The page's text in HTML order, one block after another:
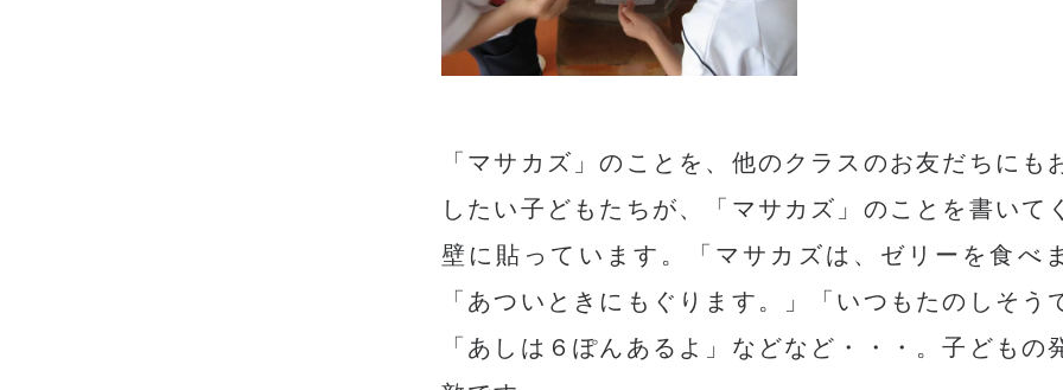
「マサカズ」のことを、他のクラスのお友だちにも
したい子どもたちが、「マサカズ」のことを書いて
壁に貼っています。「マサカズは、ゼリーを食べ
「あついときにもぐります。」「いつもたのしそう
「あしは６ぽんあるよ」などなど・・・。子どもの